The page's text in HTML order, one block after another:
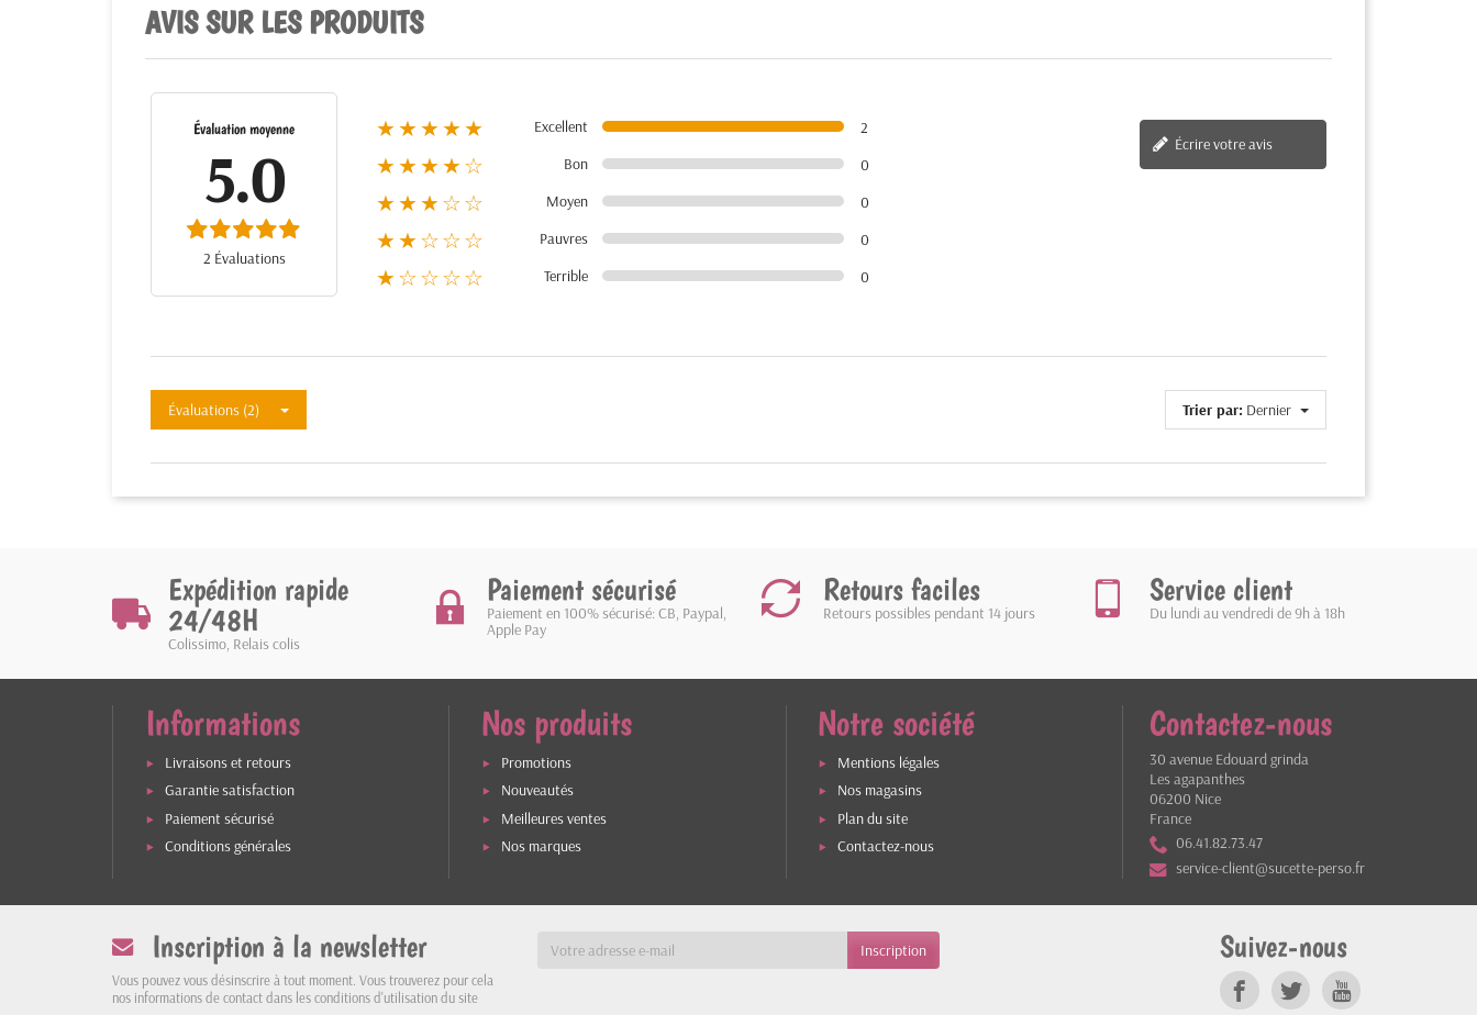
AVIS SUR LES PRODUITS
Évaluation moyenne
5.0
2 Évaluations
★★★★★ Excellent 2
★★★★☆ Bon 0
★★★☆☆ Moyen 0
★★☆☆☆ Pauvres 0
★☆☆☆☆ Terrible 0
Écrire votre avis
Évaluations (2) Trier par: Dernier
Expédition rapide
24/48H
Colissimo, Relais colis
Paiement sécurisé
Paiement en 100% sécurisé: CB, Paypal,
Apple Pay
Retours faciles
Retours possibles pendant 14 jours
Service client
Du lundi au vendredi de 9h à 18h
Informations
Livraisons et retours
Garantie satisfaction
Paiement sécurisé
Conditions générales
Nos produits
Promotions
Nouveautés
Meilleures ventes
Nos marques
Notre société
Mentions légales
Nos magasins
Plan du site
Contactez-nous
Contactez-nous
30 avenue Edouard grinda
Les agapanthes
06200 Nice
France
06.41.82.73.47
service-client@sucette-perso.fr
Inscription à la newsletter
Vous pouvez vous désinscrire à tout moment. Vous trouverez pour cela
nos informations de contact dans les conditions d'utilisation du site
Suivez-nous